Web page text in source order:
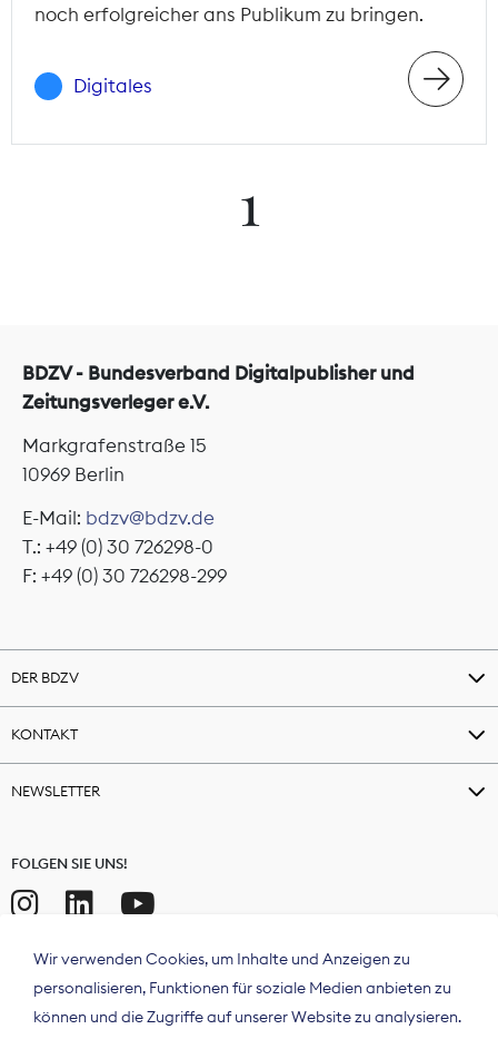
noch erfolgreicher ans Publikum zu bringen.
Digitales
1
BDZV - Bundesverband Digitalpublisher und
Zeitungsverleger e.V.
Markgrafenstraße 15
10969 Berlin
E-Mail: bdzv@bdzv.de
T.: +49 (0) 30 726298-0
F: +49 (0) 30 726298-299
DER BDZV
KONTAKT
NEWSLETTER
FOLGEN SIE UNS!
Wir verwenden Cookies, um Inhalte und Anzeigen zu
personalisieren, Funktionen für soziale Medien anbieten zu
können und die Zugriffe auf unserer Website zu analysieren.